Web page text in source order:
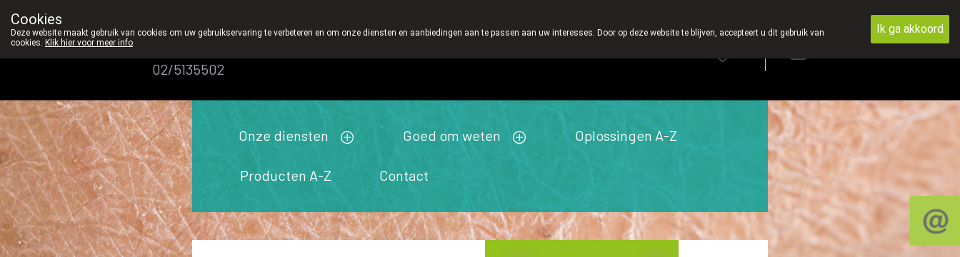
producten verzenden per post.
Apotheek
Dansaert
02/5135502
Onze diensten Goed om weten Oplossingen A-Z
Producten A-Z Contact
Cookies
Deze website maakt gebruik van cookies om uw gebruikservaring te verbeteren en om onze diensten en aanbiedingen aan te passen aan uw interesses. Door op deze website te blijven, accepteert u dit gebruik van
cookies. Klik hier voor meer info.
Ik ga akkoord